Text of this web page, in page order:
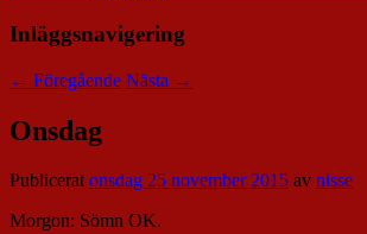
Inläggsnavigering
← Föregående Nästa →
Onsdag
Publiceratonsdag 25 november 2015 av nisse
Morgon: Sömn OK.